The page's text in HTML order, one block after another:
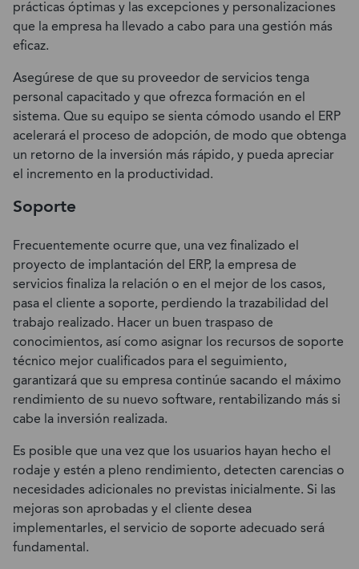
prácticas óptimas y las excepciones y personalizaciones
que la empresa ha llevado a cabo para una gestión más
eficaz.
Asegúrese de que su proveedor de servicios tenga
personal capacitado y que ofrezca formación en el
sistema. Que su equipo se sienta cómodo usando el ERP
acelerará el proceso de adopción, de modo que obtenga
un retorno de la inversión más rápido, y pueda apreciar
el incremento en la productividad.
Soporte
Frecuentemente ocurre que, una vez finalizado el
proyecto de implantación del ERP, la empresa de
servicios finaliza la relación o en el mejor de los casos,
pasa el cliente a soporte, perdiendo la trazabilidad del
trabajo realizado. Hacer un buen traspaso de
conocimientos, así como asignar los recursos de soporte
técnico mejor cualificados para el seguimiento,
garantizará que su empresa continúe sacando el máximo
rendimiento de su nuevo software, rentabilizando más si
cabe la inversión realizada.
Es posible que una vez que los usuarios hayan hecho el
rodaje y estén a pleno rendimiento, detecten carencias o
necesidades adicionales no previstas inicialmente. Si las
mejoras son aprobadas y el cliente desea
implementarles, el servicio de soporte adecuado será
fundamental.